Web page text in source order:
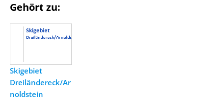
Gehört zu:
Skigebiet
Dreiländereck/Ar
noldstein